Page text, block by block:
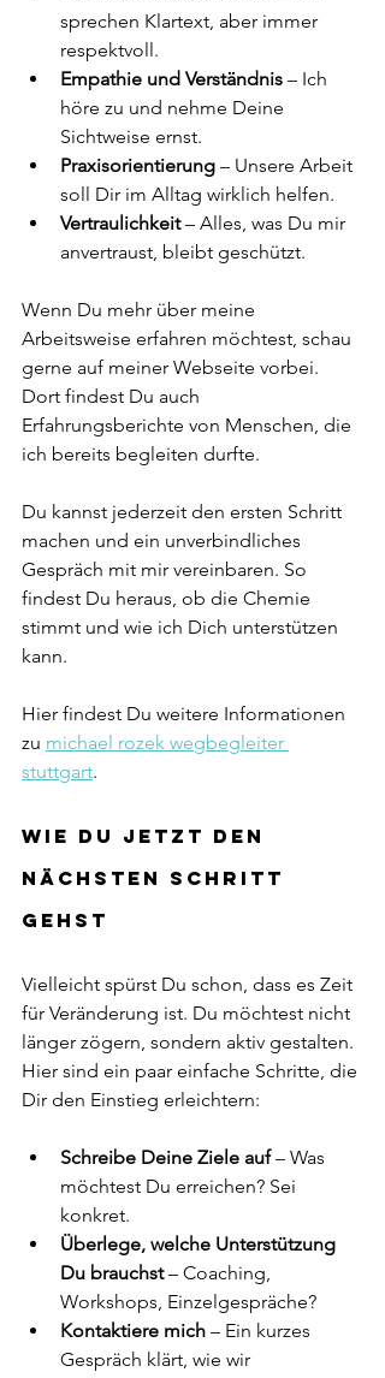
sprechen Klartext, aber immer
respektvoll.
Empathie und Verständnis – Ich
höre zu und nehme Deine
Sichtweise ernst.
Praxisorientierung – Unsere Arbeit
soll Dir im Alltag wirklich helfen.
Vertraulichkeit – Alles, was Du mir
anvertraust, bleibt geschützt.
Wenn Du mehr über meine
Arbeitsweise erfahren möchtest, schau
gerne auf meiner Webseite vorbei.
Dort findest Du auch
Erfahrungsberichte von Menschen, die
ich bereits begleiten durfte.
Du kannst jederzeit den ersten Schritt
machen und ein unverbindliches
Gespräch mit mir vereinbaren. So
findest Du heraus, ob die Chemie
stimmt und wie ich Dich unterstützen
kann.
Hier findest Du weitere Informationen
zu michael rozek wegbegleiter
stuttgart.
Wie Du jetzt den
nächsten Schritt
gehst
Vielleicht spürst Du schon, dass es Zeit
für Veränderung ist. Du möchtest nicht
länger zögern, sondern aktiv gestalten.
Hier sind ein paar einfache Schritte, die
Dir den Einstieg erleichtern:
Schreibe Deine Ziele auf – Was
möchtest Du erreichen? Sei
konkret.
Überlege, welche Unterstützung
Du brauchst – Coaching,
Workshops, Einzelgespräche?
Kontaktiere mich – Ein kurzes
Gespräch klärt, wie wir